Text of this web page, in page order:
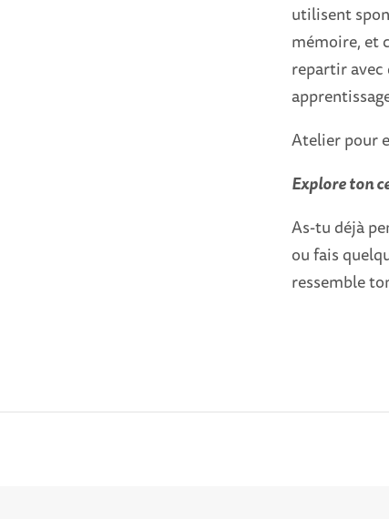
utilisent
mémoire, et
repartir avec
Atelier pour
Explore ton
As-tu déjà
ou fais
ressemble